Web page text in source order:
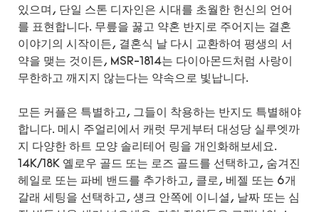
있으며, 단일 스톤 디자인은 시대를 초월한 헌신의 언어
를 표현합니다. 무릎을 꿇고 약혼 반지로 주어지는 결혼
이야기의 시작이든, 결혼식 날 다시 교환하여 평생의 서
약을 맺는 것이든, MSR-1814는 다이아몬드처럼 사랑이
무한하고 깨지지 않는다는 약속으로 빛납니다.
모든 커플은 특별하고, 그들이 착용하는 반지도 특별해야
합니다. 메시 주얼리에서 캐럿 무게부터 대성당 실루엣까
지 다양한 하트 모양 솔리테어 링을 개인화해보세요.
14K/18K 옐로우 골드 또는 로즈 골드를 선택하고, 숨겨진
헤일로 또는 파베 밴드를 추가하고, 클로, 베젤 또는 6개
갈래 세팅을 선택하고, 섕크 안쪽에 이니셜, 날짜 또는 심